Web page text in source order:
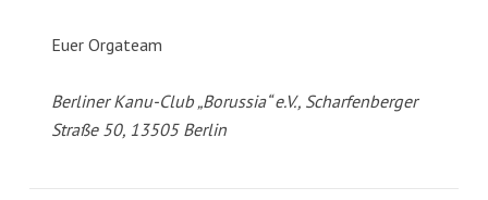
Euer Orgateam
Berliner Kanu-Club „Borussia“ e.V., Scharfenberger
Straße 50, 13505 Berlin